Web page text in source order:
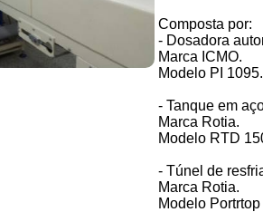
Composta por:
- Dosadora
Marca ICMO.
Modelo PI 1095.
- Tanque em
Marca Rotia.
Modelo RTD
- Túnel de
Marca Rotia.
Modelo